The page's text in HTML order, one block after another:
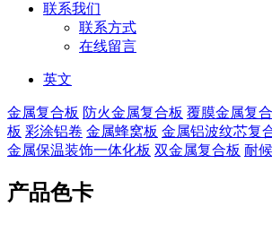
联系我们
联系方式
在线留言
英文
金属复合板 防火金属复合板 覆膜金属复
板 彩涂铝卷 金属蜂窝板 金属铝波纹芯复
金属保温装饰一体化板 双金属复合板 耐
产品色卡